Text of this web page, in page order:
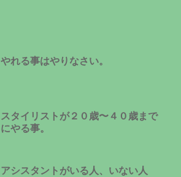
やれる事はやりなさい。
スタイリストが２０歳〜４０歳まで
にやる事。
アシスタントがいる人、いない人